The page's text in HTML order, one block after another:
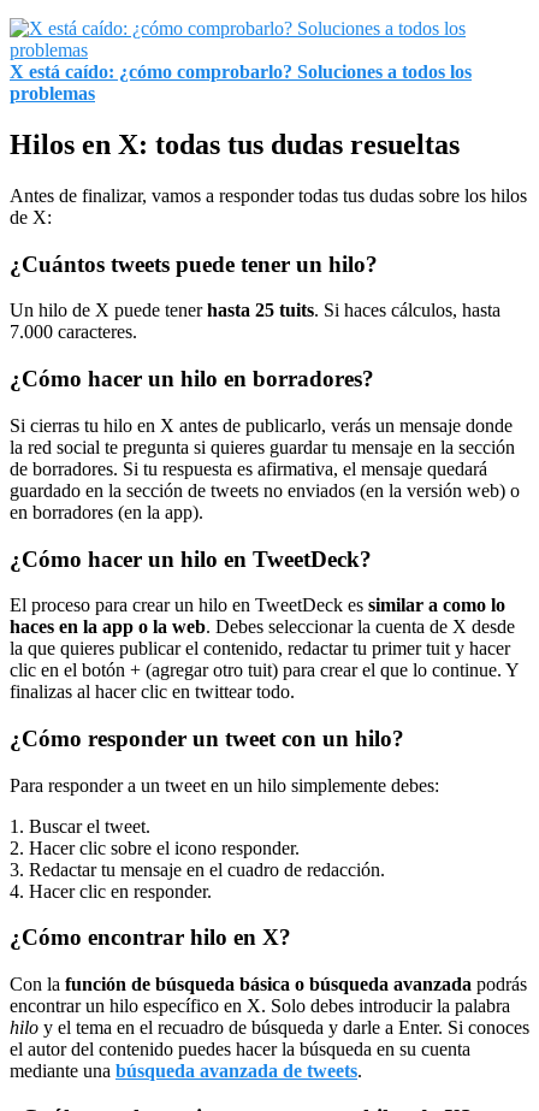
X está caído: ¿cómo comprobarlo? Soluciones a todos los
problemas
Hilos en X: todas tus dudas resueltas
Antes de finalizar, vamos a responder todas tus dudas sobre los hilos
de X:
¿Cuántos tweets puede tener un hilo?
Un hilo de X puede tenerhasta 25 tuits. Si haces cálculos, hasta
7.000 caracteres.
¿Cómo hacer un hilo en borradores?
Si cierras tu hilo en X antes de publicarlo, verás un mensaje donde
la red social te pregunta si quieres guardar tu mensaje en la sección
de borradores. Si tu respuesta es afirmativa, el mensaje quedará
guardado en la sección de tweets no enviados (en la versión web) o
en borradores (en la app).
¿Cómo hacer un hilo en TweetDeck?
El proceso para crear un hilo en TweetDeck es similar a como lo
haces en la app o la web. Debes seleccionar la cuenta de X desde
la que quieres publicar el contenido, redactar tu primer tuit y hacer
clic en el botón + (agregar otro tuit) para crear el que lo continue. Y
finalizas al hacer clic en twittear todo.
¿Cómo responder un tweet con un hilo?
Para responder a un tweet en un hilo simplemente debes:
1. Buscar el tweet.
2. Hacer clic sobre el icono responder.
3. Redactar tu mensaje en el cuadro de redacción.
4. Hacer clic en responder.
¿Cómo encontrar hilo en X?
Con la función de búsqueda básica o búsqueda avanzada podrás
encontrar un hilo específico en X. Solo debes introducir la palabra
hilo y el tema en el recuadro de búsqueda y darle a Enter. Si conoces
el autor del contenido puedes hacer la búsqueda en su cuenta
mediante una búsqueda avanzada de tweets.